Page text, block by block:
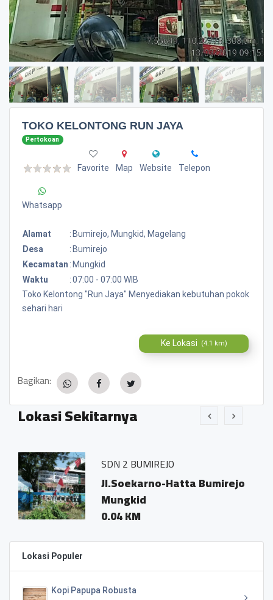
TOKO KELONTONG RUN JAYA
Pertokoan
Favorite Map Website Telepon
Whatsapp
Alamat : Bumirejo, Mungkid, Magelang
Desa
: Bumirejo
Kecamatan : Mungkid
Waktu
:07:00 - 07:00 WIB
Toko Kelontong "Run Jaya" Menyediakan kebutuhan pokok
sehari hari
Ke Lokasi (4.1 km)
Bagikan:
Lokasi Sekitarnya
SDN 2 BUMIREJO
Jl.Soekarno-Hatta Bumirejo
Mungkid
0.04 KM
Lokasi Populer
Kopi Papupa Robusta